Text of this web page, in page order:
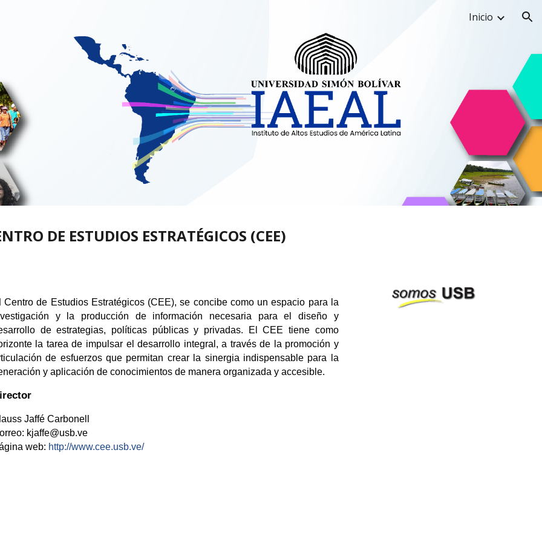
Inicio
DE ESTUDIOS ESTRATÉGICOS (CEE)
Centro de Estudios Estratégicos (CEE), se concibe como un espacio para la
y la producción de información necesaria para el diseño y
de estrategias, políticas públicas y privadas. El CEE tiene como
la tarea de impulsar el desarrollo integral, a través de la promoción y
de esfuerzos que permitan crear la sinergia indispensable para la
y aplicación de conocimientos de manera organizada y accesible.
Jaffé Carbonell
kjaffe@usb.ve
web: http://www.cee.usb.ve/